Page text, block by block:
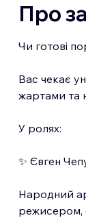
Про
Чи готові
Вас чекає
жартами та
У ролях:
✨ Євген
Народний
режисером,